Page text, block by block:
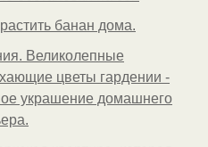
банан дома.
Великолепные
цветы гардении -
украшение домашнего